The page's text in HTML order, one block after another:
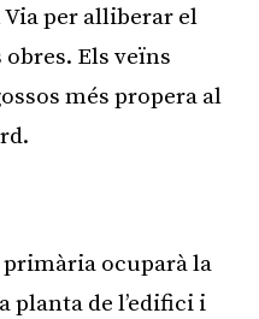
Via per alliberar el
Els veïns
més propera al
primària ocuparà la
planta de l’edifici i